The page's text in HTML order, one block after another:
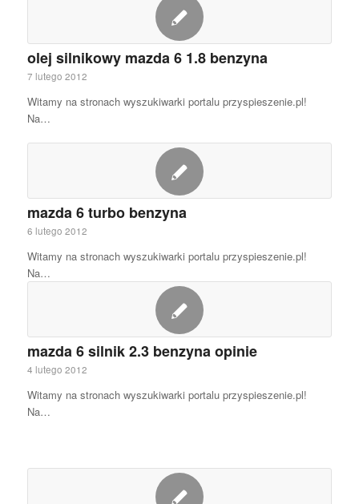
olej silnikowy mazda 6 1.8 benzyna
7 lutego 2012
Witamy na stronach wyszukiwarki portalu przyspieszenie.pl!
Na…
mazda 6 turbo benzyna
6 lutego 2012
Witamy na stronach wyszukiwarki portalu przyspieszenie.pl!
Na…
mazda 6 silnik 2.3 benzyna opinie
4 lutego 2012
Witamy na stronach wyszukiwarki portalu przyspieszenie.pl!
Na…